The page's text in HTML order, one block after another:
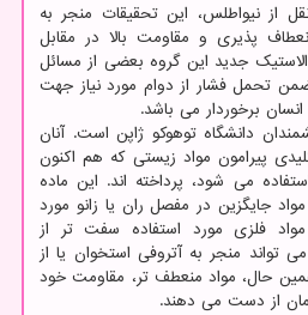
از نیواطلس، این تحقیقات منجر به
پذیری و مقاومت بالا در مقابل
جدید این گروه بعضی از مسائل
تحمل فشار از دوام مورد نیاز جهت
برخوردار می باشد.
دانشگاه توهوکو ژاپن است. آنان
پیرامون مواد زیستی که هم اکنون
می شود، پرداخته اند. این ماده
جایگزین در مفصل ران یا زانو مورد
مواد فلزی مورد استفاده سفت تر از
تواند منجر به آتروفی استخوان یا از
حال، مواد منعطف تر، مقاومت خود
از دست می دهند.